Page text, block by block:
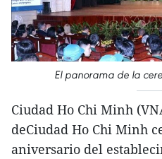
El panorama de la
Ciudad Ho Chi Minh
deCiudad Ho Chi Minh
aniversario del